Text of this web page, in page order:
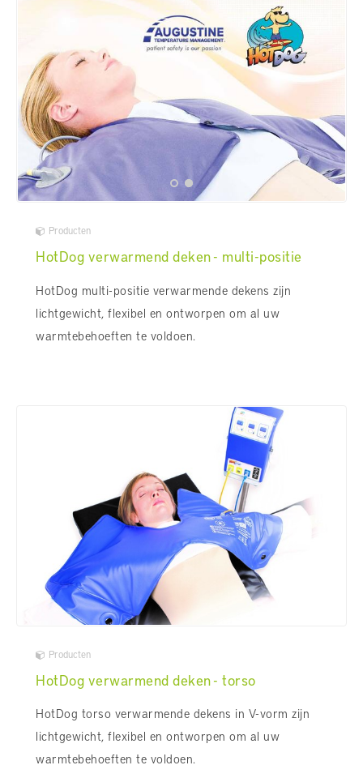
Producten
HotDog verwarmend deken - multi-positie
HotDog multi-positie verwarmende dekens zijn
lichtgewicht, flexibel en ontworpen om al uw
warmtebehoeften te voldoen.
Producten
HotDog verwarmend deken - torso
HotDog torso verwarmende dekens in V-vorm zijn
lichtgewicht, flexibel en ontworpen om al uw
warmtebehoeften te voldoen.